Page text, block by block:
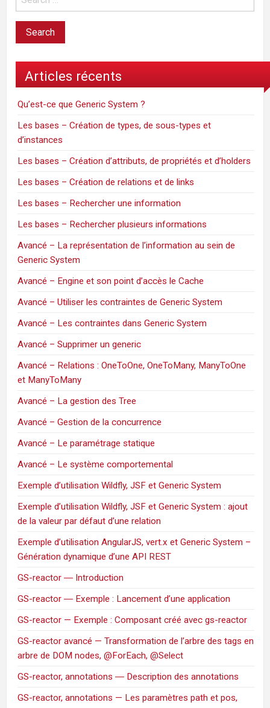
Articles récents
Qu’est-ce que Generic System ?
Les bases – Création de types, de sous-types et
d’instances
Les bases – Création d’attributs, de propriétés et d’holders
Les bases – Création de relations et de links
Les bases – Rechercher une information
Les bases – Rechercher plusieurs informations
Avancé – La représentation de l’information au sein de
Generic System
Avancé – Engine et son point d’accès le Cache
Avancé – Utiliser les contraintes de Generic System
Avancé – Les contraintes dans Generic System
Avancé – Supprimer un generic
Avancé – Relations : OneToOne, OneToMany, ManyToOne
et ManyToMany
Avancé – La gestion des Tree
Avancé – Gestion de la concurrence
Avancé – Le paramétrage statique
Avancé – Le système comportemental
Exemple d’utilisation Wildfly, JSF et Generic System
Exemple d’utilisation Wildfly, JSF et Generic System : ajout
de la valeur par défaut d’une relation
Exemple d’utilisation AngularJS, vert.x et Generic System –
Génération dynamique d’une API REST
GS-reactor ― Introduction
GS-reactor ― Exemple : Lancement d’une application
GS-reactor — Exemple : Composant créé avec gs-reactor
GS-reactor avancé — Transformation de l’arbre des tags en
arbre de DOM nodes, @ForEach, @Select
GS-reactor, annotations ― Description des annotations
GS-reactor, annotations — Les paramètres path et pos,